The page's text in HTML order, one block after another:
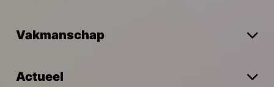
Vakmanschap
Actueel